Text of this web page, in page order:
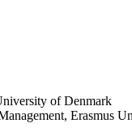
of Denmark
Erasmus